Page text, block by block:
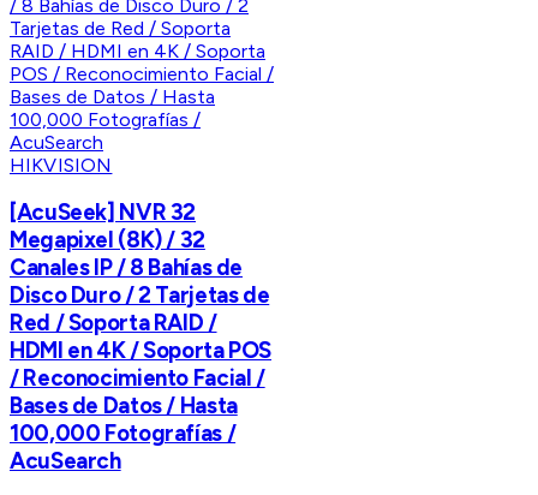
HIKVISION
[AcuSeek] NVR 32
Megapixel (8K) / 32
Canales IP / 8 Bahías de
Disco Duro / 2 Tarjetas de
Red / Soporta RAID /
HDMI en 4K / Soporta POS
/ Reconocimiento Facial /
Bases de Datos / Hasta
100,000 Fotografías /
AcuSearch